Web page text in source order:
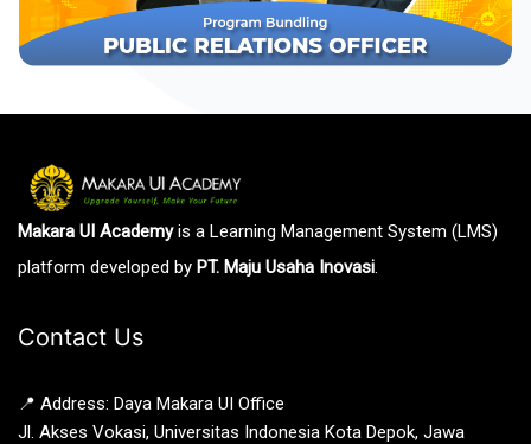
Makara UI Academyis a Learning Management System (LMS)
platform developed by PT. Maju Usaha Inovasi.
Contact Us
📍 Address: Daya Makara UI Office
Jl. Akses Vokasi, Universitas Indonesia Kota Depok, Jawa